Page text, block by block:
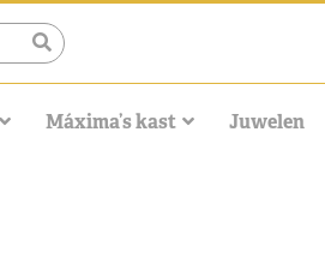
Máxima’s kast Juwelen